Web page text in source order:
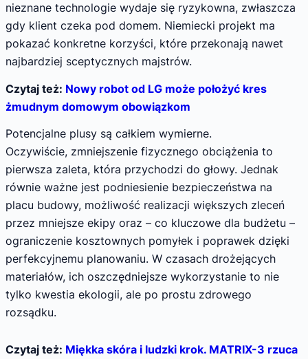
nieznane technologie wydaje się ryzykowna, zwłaszcza
gdy klient czeka pod domem. Niemiecki projekt ma
pokazać konkretne korzyści, które przekonają nawet
najbardziej sceptycznych majstrów.
Czytaj też: Nowy robot od LG może położyć kres
żmudnym domowym obowiązkom
Potencjalne plusy są całkiem wymierne.
Oczywiście, zmniejszenie fizycznego obciążenia to
pierwsza zaleta, która przychodzi do głowy. Jednak
równie ważne jest podniesienie bezpieczeństwa na
placu budowy, możliwość realizacji większych zleceń
przez mniejsze ekipy oraz – co kluczowe dla budżetu –
ograniczenie kosztownych pomyłek i poprawek dzięki
perfekcyjnemu planowaniu. W czasach drożejących
materiałów, ich oszczędniejsze wykorzystanie to nie
tylko kwestia ekologii, ale po prostu zdrowego
rozsądku.
Czytaj też: Miękka skóra i ludzki krok. MATRIX-3 rzuca